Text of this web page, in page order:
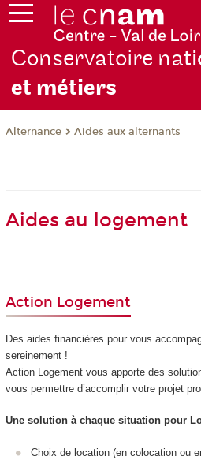
Conservatoire na
et métiers
Alternance Aides aux alternants
Aides au logement
Action Logement
Des aides financières pour vous
sereinement !
Action Logement vous apporte des
vous permettre d’accomplir votre projet
Une solution à chaque situation pour
Choix de location (en colocation ou